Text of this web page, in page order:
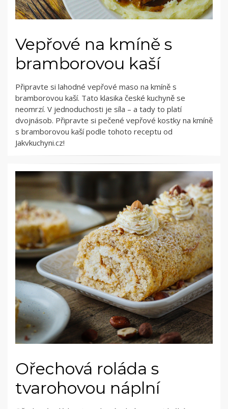
Vepřové na kmíně s
bramborovou kaší
Připravte si lahodné vepřové maso na kmíně s
bramborovou kaší. Tato klasika české kuchyně se
neomrzí. V jednoduchosti je síla – a tady to platí
dvojnásob. Připravte si pečené vepřové kostky na kmíně
s bramborovou kaší podle tohoto receptu od
Jakvkuchyni.cz!
Ořechová roláda s
tvarohovou náplní